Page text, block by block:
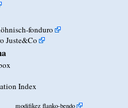
fonduro
Juste&Co
Index
modifikez flanko-bendo